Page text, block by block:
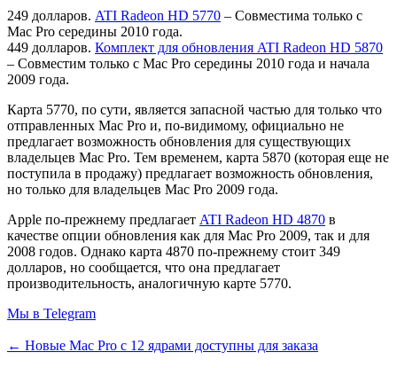
249 долларов. ATI Radeon HD 5770 – Совместима только с
Mac Pro середины 2010 года.
449 долларов. Комплект для обновления ATI Radeon HD 5870
– Совместим только с Mac Pro середины 2010 года и начала
2009 года.
Карта 5770, по сути, является запасной частью для только что
отправленных Mac Pro и, по-видимому, официально не
предлагает возможность обновления для существующих
владельцев Mac Pro. Тем временем, карта 5870 (которая еще не
поступила в продажу) предлагает возможность обновления,
но только для владельцев Mac Pro 2009 года.
Apple по-прежнему предлагает ATI Radeon HD 4870 в
качестве опции обновления как для Mac Pro 2009, так и для
2008 годов. Однако карта 4870 по-прежнему стоит 349
долларов, но сообщается, что она предлагает
производительность, аналогичную карте 5770.
Мы в Telegram
← Новые Mac Pro с 12 ядрами доступны для заказа